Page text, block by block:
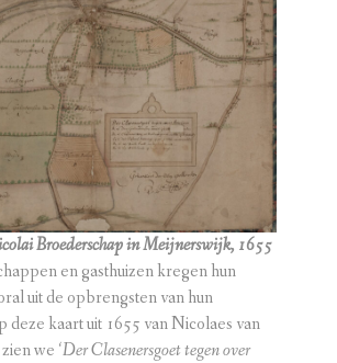
Broederschap in Meijnerswijk, 1655
en gasthuizen kregen hun
uit de opbrengsten van hun
deze kaart uit 1655 van Nicolaes van
we ‘Der Clasenersgoet tegen over